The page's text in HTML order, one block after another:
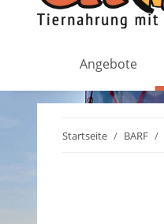
Angebote
Startseite BARF